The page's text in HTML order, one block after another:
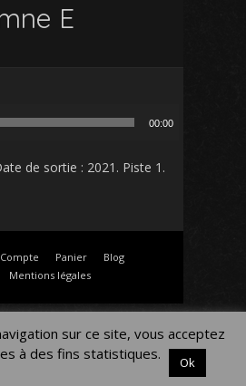
E
00:00
de sortie : 2021. Piste 1.
Panier
Blog
Mentions légales
sur ce site, vous acceptez
à des fins statistiques.
Ok